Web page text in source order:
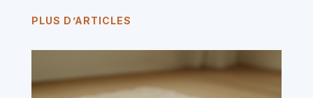
PLUS D’ARTICLES